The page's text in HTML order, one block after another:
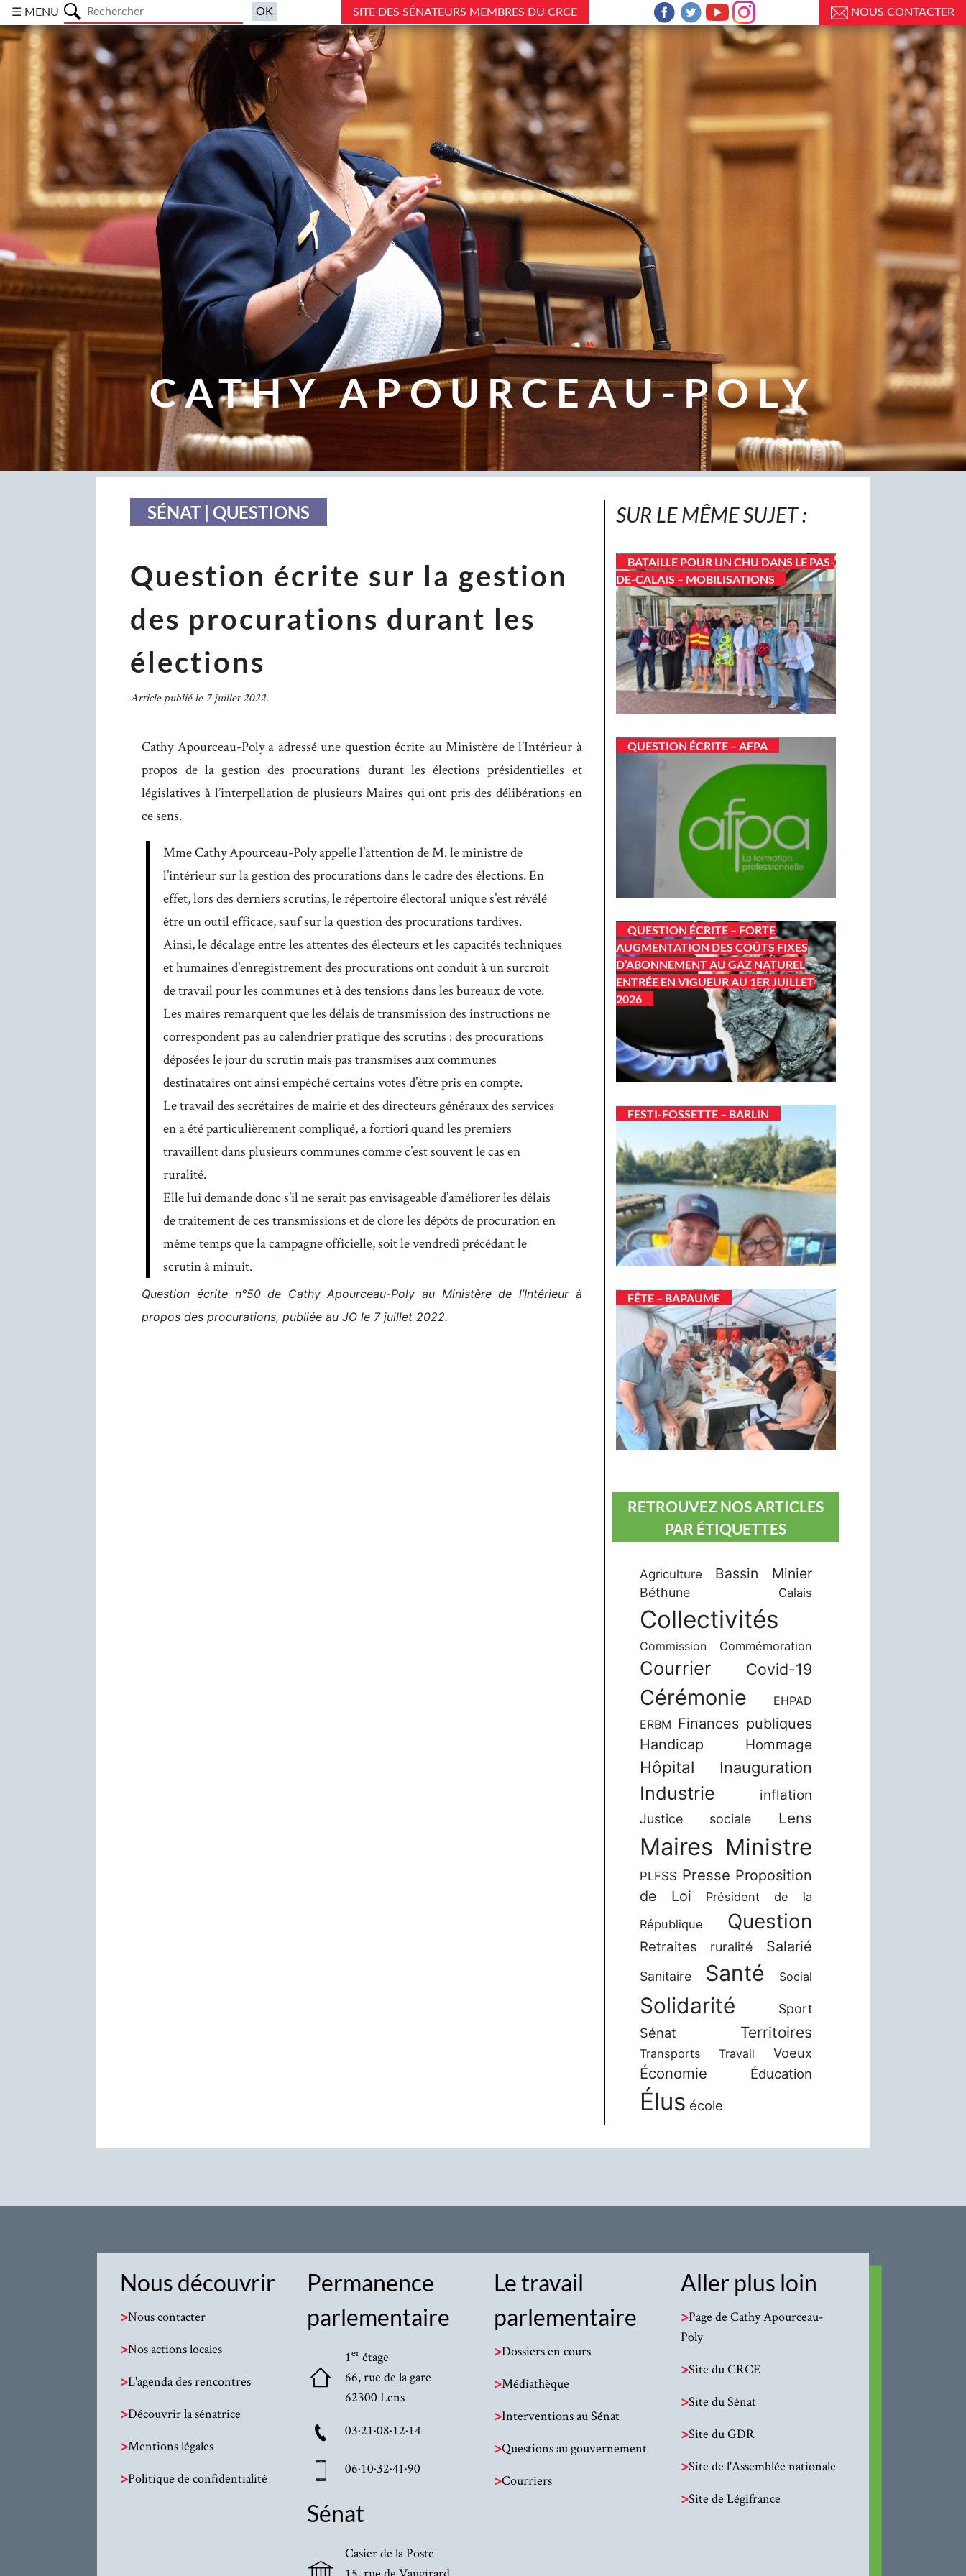
☰ MENU SITE DES SÉNATEURS MEMBRES DU CRCE NOUS CONTACTER
CATHY APOURCEAU-POLY
SÉNAT | QUESTIONS
Question écrite sur la gestion
des procurations durant les
élections
Article publié le 7 juillet 2022.
Cathy Apourceau-Poly a adressé une question écrite au Ministère de l’Intérieur à
propos de la gestion des procurations durant les élections présidentielles et
législatives à l’interpellation de plusieurs Maires qui ont pris des délibérations en
ce sens.
Mme Cathy Apourceau-Poly appelle l’attention de M. le ministre de
l’intérieur sur la gestion des procurations dans le cadre des élections. En
effet, lors des derniers scrutins, le répertoire électoral unique s’est révélé
être un outil efficace, sauf sur la question des procurations tardives.
Ainsi, le décalage entre les attentes des électeurs et les capacités techniques
et humaines d’enregistrement des procurations ont conduit à un surcroît
de travail pour les communes et à des tensions dans les bureaux de vote.
Les maires remarquent que les délais de transmission des instructions ne
correspondent pas au calendrier pratique des scrutins : des procurations
déposées le jour du scrutin mais pas transmises aux communes
destinataires ont ainsi empêché certains votes d’être pris en compte.
Le travail des secrétaires de mairie et des directeurs généraux des services
en a été particulièrement compliqué, a fortiori quand les premiers
travaillent dans plusieurs communes comme c’est souvent le cas en
ruralité.
Elle lui demande donc s’il ne serait pas envisageable d’améliorer les délais
de traitement de ces transmissions et de clore les dépôts de procuration en
même temps que la campagne officielle, soit le vendredi précédant le
scrutin à minuit.
Question écrite n°50 de Cathy Apourceau-Poly au Ministère de l’Intérieur à
propos des procurations, publiée au JO le 7 juillet 2022.
SUR LE MÊME SUJET :
BATAILLE POUR UN CHU DANS LE PAS-
DE-CALAIS – MOBILISATIONS
QUESTION ÉCRITE – AFPA
QUESTION ÉCRITE – FORTE
AUGMENTATION DES COÛTS FIXES
D’ABONNEMENT AU GAZ NATUREL
ENTRÉE EN VIGUEUR AU 1ER JUILLET
2026
FESTI-FOSSETTE – BARLIN
FÊTE – BAPAUME
RETROUVEZ NOS ARTICLES
PAR ÉTIQUETTES
Agriculture Bassin Minier
Béthune Calais
Collectivités
Commission Commémoration
Courrier Covid-19
Cérémonie
EHPAD
ERBM Finances publiques
Handicap
Hommage
Hôpital Inauguration
Industrie inflation
Justice sociale Lens
Maires Ministre
PLFSS Presse Proposition
de Loi
Président de la
République
Question
Retraites ruralité Salarié
Sanitaire Santé Social
Solidarité Sport
Sénat Territoires
Transports Travail Voeux
Économie Éducation
Élus école
Nous découvrir
>Nous contacter
>Nos actions locales
>L'agenda des rencontres
>Découvrir la sénatrice
>Mentions légales
>Politique de confidentialité
Permanence
parlementaire
1er étage
66, rue de la gare
62300 Lens
03·21·08·12·14
06·10·32·41·90
Sénat
Casier de la Poste
Le travail
parlementaire
>Dossiers en cours
>Médiathèque
>Interventions au Sénat
>Questions au gouvernement
>Courriers
Aller plus loin
>Page de Cathy Apourceau-
Poly
>Site du CRCE
>Site du Sénat
>Site du GDR
>Site de l'Assemblée nationale
>Site de Légifrance